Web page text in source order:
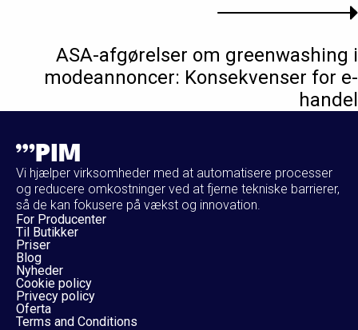
ASA-afgørelser om greenwashing i
modeannoncer: Konsekvenser for e-
handel
Vi hjælper virksomheder med at automatisere processer
og reducere omkostninger ved at fjerne tekniske barrierer,
så de kan fokusere på vækst og innovation.
For Producenter
Til Butikker
Priser
Blog
Nyheder
Cookie policy
Privecy policy
Oferta
Terms and Conditions